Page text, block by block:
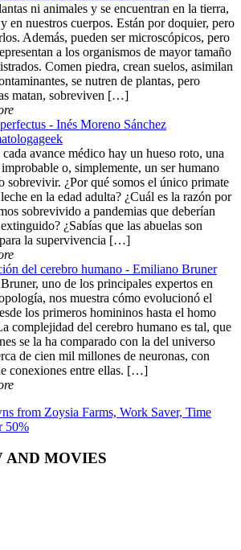
ni animales y se encuentran en la tierra,
en nuestros cuerpos. Están por doquier, pero
Además, pueden ser microscópicos, pero
a los organismos de mayor tamaño
Comen piedra, crean suelos, asimilan
se nutren de plantas, pero
matan, sobreviven […]
- Inés Moreno Sánchez
cada avance médico hay un hueso roto, una
o, simplemente, un ser humano
sobrevivir. ¿Por qué somos el único primate
en la edad adulta? ¿Cuál es la razón por
sobrevivido a pandemias que deberían
¿Sabías que las abuelas son
la supervivencia […]
del cerebro humano - Emiliano Bruner
uno de los principales expertos en
nos muestra cómo evolucionó el
los primeros homininos hasta el homo
complejidad del cerebro humano es tal, que
se la ha comparado con la del universo
de cien mil millones de neuronas, con
conexiones entre ellas. […]
AND MOVIES